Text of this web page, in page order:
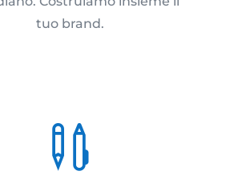
tuo brand.
